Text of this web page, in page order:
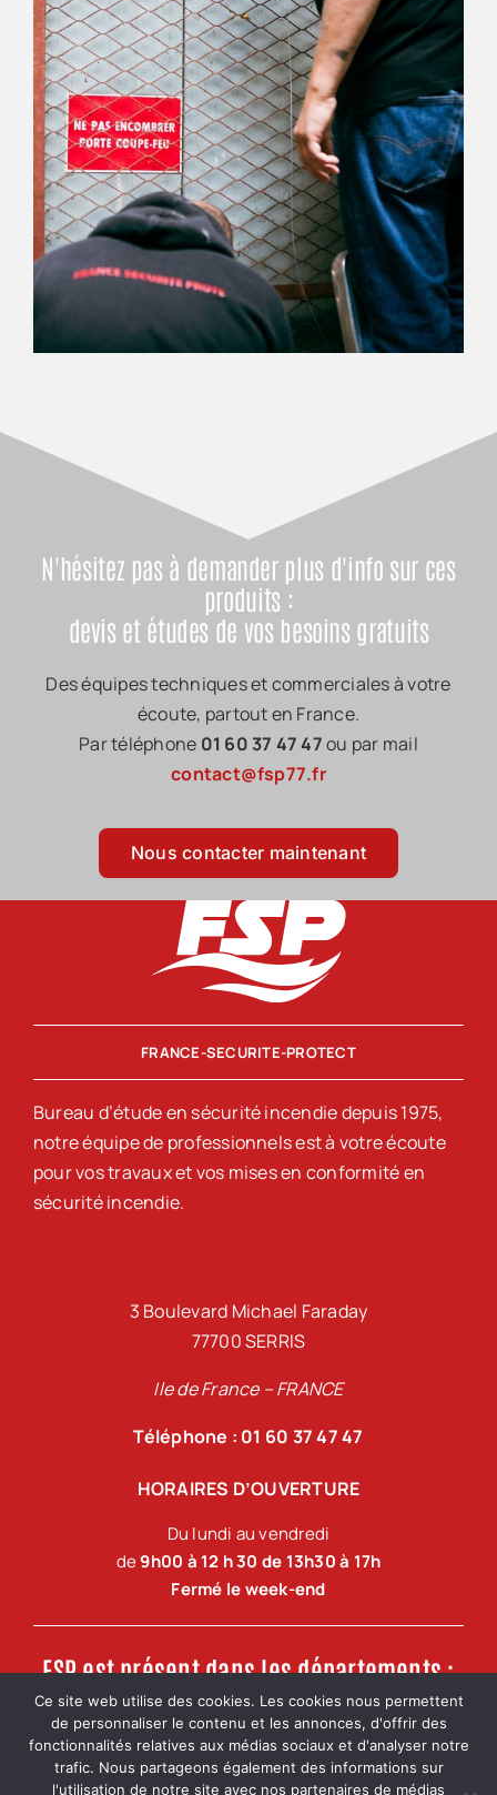
N'hésitez pas à demander plus d'info sur ces
produits :
devis et études de vos besoins gratuits
Des équipes techniques et commerciales à votre
écoute, partout en France.
Par téléphone 01 60 37 47 47ou par mail
contact@fsp77.fr
Nous contacter maintenant
FRANCE-SECURITE-PROTECT
Bureau d’étude en sécurité incendie depuis 1975,
notre équipe de professionnels est à votre écoute
pour vos travaux et vos mises en conformité en
sécurité incendie.
3 Boulevard Michael Faraday
77700 SERRIS
Ile de France – FRANCE
Téléphone : 01 60 37 47 47
HORAIRES D’OUVERTURE
Du lundi au vendredi
de9h00 à 12 h 30 de 13h30 à 17h
Fermé le week-end
FSP est présent dans les départements :
Ile de France, Oise, Val d’Oise, Yvelines, Essonne,
Seine-et-Marne, Eure-et-Loir, Loiret.
Ce site web utilise des cookies. Les cookies nous permettent
de personnaliser le contenu et les annonces, d'offrir des
fonctionnalités relatives aux médias sociaux et d'analyser notre
trafic. Nous partageons également des informations sur
l'utilisation de notre site avec nos partenaires de médias